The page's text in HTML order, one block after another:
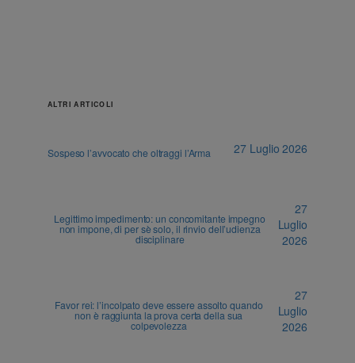
ALTRI ARTICOLI
Sospeso l’avvocato che oltraggi l’Arma 27 Luglio 2026
Legittimo impedimento: un concomitante impegno
non impone, di per sè solo, il rinvio dell’udienza
disciplinare
27
Luglio
2026
Favor rei: l’incolpato deve essere assolto quando
non è raggiunta la prova certa della sua
colpevolezza
27
Luglio
2026